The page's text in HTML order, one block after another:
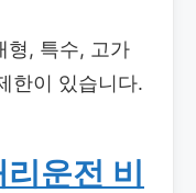
형, 특수, 고가
한이 있습니다.
리운전 비